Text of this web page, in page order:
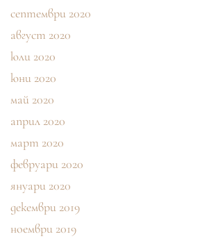
септември 2020
август 2020
юли 2020
юни 2020
май 2020
април 2020
март 2020
февруари 2020
януари 2020
декември 2019
ноември 2019